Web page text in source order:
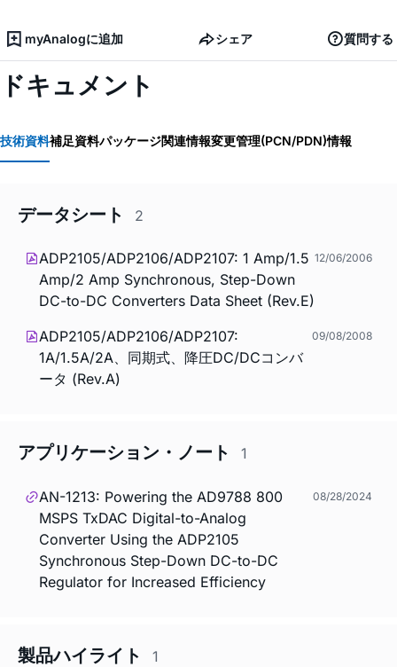
myAnalogに追加 シェア 質問する
ドキュメント
技術資料補足資料パッケージ関連情報変更管理(PCN/PDN)情報
データシート 2
ADP2105/ADP2106/ADP2107: 1 Amp/1.5
Amp/2 Amp Synchronous, Step-Down
DC-to-DC Converters Data Sheet (Rev.E)
12/06/2006
ADP2105/ADP2106/ADP2107:
1A/1.5A/2A、同期式、降圧DC/DCコンバ
ータ (Rev.A)
09/08/2008
アプリケーション・ノート 1
AN-1213: Powering the AD9788 800
MSPS TxDAC Digital-to-Analog
Converter Using the ADP2105
Synchronous Step-Down DC-to-DC
Regulator for Increased Efficiency
08/28/2024
製品ハイライト 1